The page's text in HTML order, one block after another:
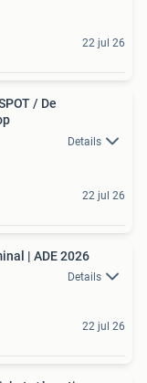
22 jul 26
/ De
Details
22 jul 26
| ADE 2026
Details
22 jul 26